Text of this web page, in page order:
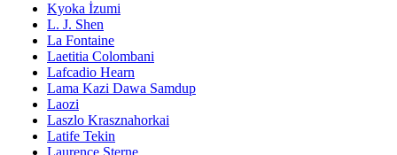
Kyoka İzumi
L. J. Shen
La Fontaine
Laetitia Colombani
Lafcadio Hearn
Lama Kazi Dawa Samdup
Laozi
Laszlo Krasznahorkai
Latife Tekin